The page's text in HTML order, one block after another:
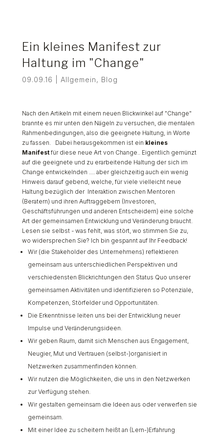
Ein kleines Manifest zur
Haltung im "Change"
09.09.16 Allgemein, Blog
Nach den Artikeln mit einem neuen Blickwinkel auf "Change"
brannte es mir unten den Nägeln zu versuchen, die mentalen
Rahmenbedingungen, also die geeignete Haltung, in Worte
zu fassen. Dabei herausgekommen ist ein kleines
Manifestfür diese neue Art von Change.. Eigentlich gemünzt
auf die geeignete und zu erarbeitende Haltung der sich im
Change entwickelnden .... aber gleichzeitig auch ein wenig
Hinweis darauf gebend, welche, für viele vielleicht neue
Haltung bezüglich der Interaktion zwischen Mentoren
(Beratern) und ihren Auftraggebern (Investoren,
Geschäftsführungen und anderen Entscheidern) eine solche
Art der gemeinsamen Entwicklung und Veränderung braucht.
Lesen sie selbst - was fehlt, was stört, wo stimmen Sie zu,
wo widersprechen Sie? Ich bin gespannt auf Ihr Feedback!
Wir (die Stakeholder des Unternehmens) reflektieren
gemeinsam aus unterschiedlichen Perspektiven und
verschiedensten Blickrichtungen den Status Quo unserer
gemeinsamen Aktivitäten und identifizieren so Potenziale,
Kompetenzen, Störfelder und Opportunitäten.
Die Erkenntnisse leiten uns bei der Entwicklung neuer
Impulse und Veränderungsideen.
Wir geben Raum, damit sich Menschen aus Engagement,
Neugier, Mut und Vertrauen (selbst-)organisiert in
Netzwerken zusammenfinden können.
Wir nutzen die Möglichkeiten, die uns in den Netzwerken
zur Verfügung stehen.
Wir gestalten gemeinsam die Ideen aus oder verwerfen sie
gemeinsam.
Mit einer Idee zu scheitern heißt an (Lern-)Erfahrung